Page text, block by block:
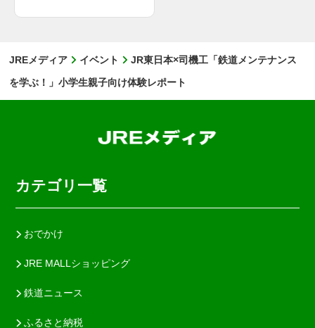
JREメディア イベント
JR東日本×司機工「鉄道メンテナンス
を学ぶ！」小学生親子向け体験レポート
カテゴリ一覧
おでかけ
JRE MALLショッピング
鉄道ニュース
ふるさと納税